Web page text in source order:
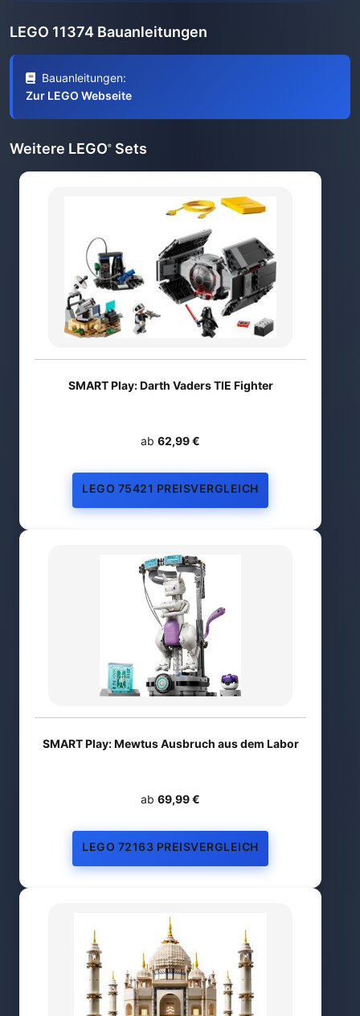
LEGO 11374 Bauanleitungen
Bauanleitungen:
Zur LEGO Webseite
Weitere LEGO® Sets
SMART Play: Darth Vaders TIE Fighter
ab 62,99 €
LEGO 75421 PREISVERGLEICH
SMART Play: Mewtus Ausbruch aus dem Labor
ab 69,99 €
LEGO 72163 PREISVERGLEICH